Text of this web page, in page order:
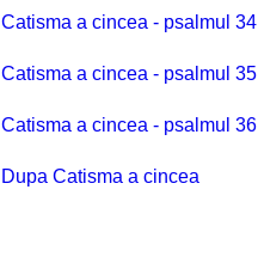
Catisma a cincea - psalmul 34
Catisma a cincea - psalmul 35
Catisma a cincea - psalmul 36
Dupa Catisma a cincea